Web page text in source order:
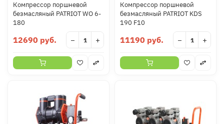
Компрессор поршневой
безмасляный PATRIOT WO 6-
180
12690 руб. − +
Компрессор поршневой
безмасляный PATRIOT KDS
190 F10
11190 руб. − +